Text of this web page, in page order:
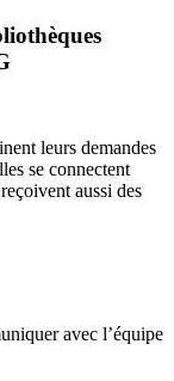
leurs demandes
se connectent
aussi des
avec l’équipe